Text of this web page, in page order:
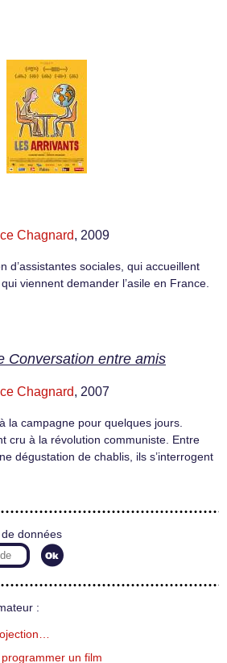
Chagnard, 2009
d’assistantes sociales, qui accueillent
viennent demander l’asile en France.
Conversation entre amis
Chagnard, 2007
la campagne pour quelques jours.
cru à la révolution communiste. Entre
dégustation de chablis, ils s’interrogent
données
:
un film